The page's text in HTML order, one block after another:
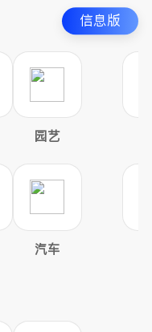
信息版
园艺
汽车